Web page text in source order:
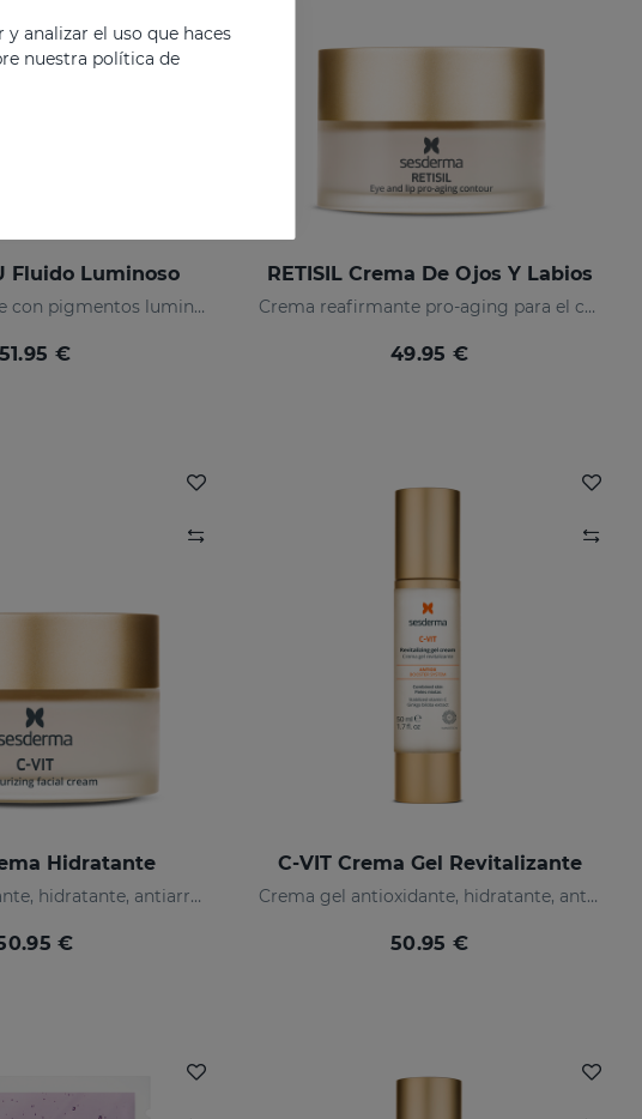
Fluido Luminoso
Despigmentante con pigmentos luminosos y filtros solares
51.95 €
RETISIL Crema De Ojos Y Labios
Crema reafirmante pro-aging para el contorno de ojos y labios
49.95 €
Hidratante
Crema antioxidante, hidratante, antiarrugas e iluminadora
€
C-VIT Crema Gel Revitalizante
Crema gel antioxidante, hidratante, antiarrugas e iluminador
50.95 €
analizar el uso que haces
nuestra política de